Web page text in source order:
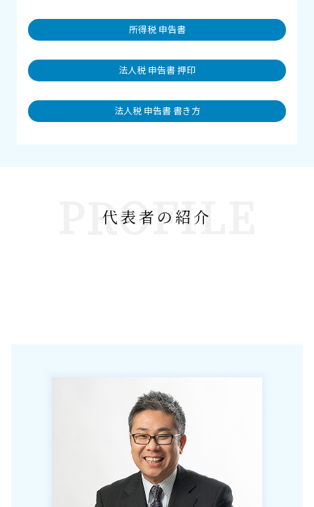
所得税 申告書
法人税 申告書 押印
法人税 申告書 書き方
PROFILE
代表者の紹介